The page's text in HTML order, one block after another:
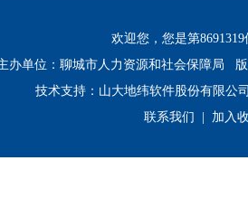
欢迎您，您是第8691319
聊城市人力资源和社会保障局 版权
技术支持：山大地纬软件股份有限公
联系我们 | 加入